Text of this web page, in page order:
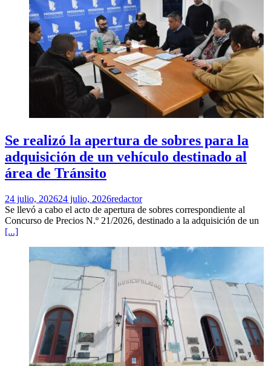
Se realizó la apertura de sobres para la
adquisición de un vehículo destinado al
área de Tránsito
24 julio, 202624 julio, 2026redactor
Se llevó a cabo el acto de apertura de sobres correspondiente al
Concurso de Precios N.º 21/2026, destinado a la adquisición de un
[...]